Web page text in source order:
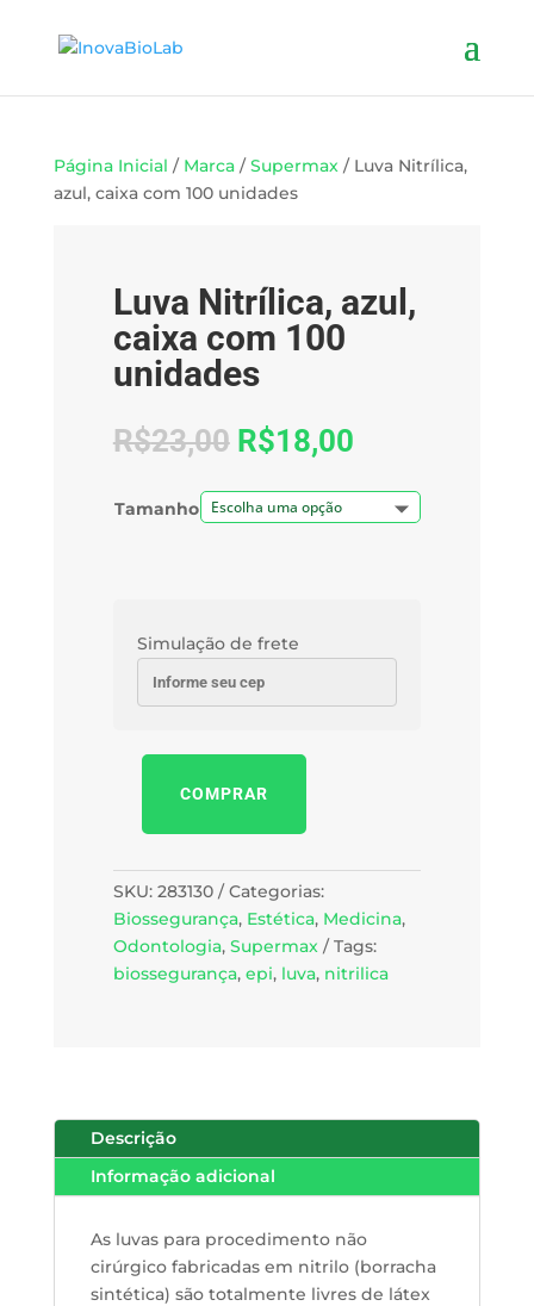
Página Inicial / Marca/Supermax/ Luva Nitrílica,
azul, caixa com 100 unidades
Luva Nitrílica, azul,
caixa com 100
unidades
R$23,00 R$18,00
Tamanho
Simulação de frete
Nitrílica,
caixa
com
100
unidades
COMPRAR
SKU: 283130
Categorias:
Biossegurança, Estética, Medicina,
Odontologia, Supermax
Tags:
biossegurança, epi, luva, nitrilica
Descrição
Informação adicional
As luvas para procedimento não
cirúrgico fabricadas em nitrilo (borracha
sintética) são totalmente livres de látex